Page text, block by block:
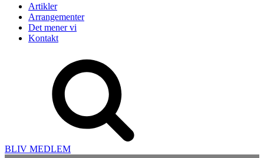
Artikler
Arrangementer
Det mener vi
Kontakt
BLIV MEDLEM